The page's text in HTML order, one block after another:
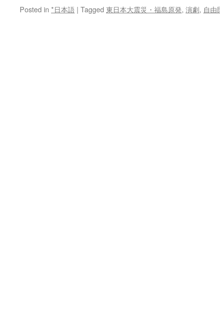
Posted in *日本語 | Tagged 東日本大震災・福島原発, 演劇, 自由